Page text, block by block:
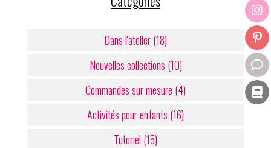
Dans l'atelier (18)
Nouvelles collections (10)
Commandes sur mesure (4)
Activités pour enfants (16)
Tutoriel (15)